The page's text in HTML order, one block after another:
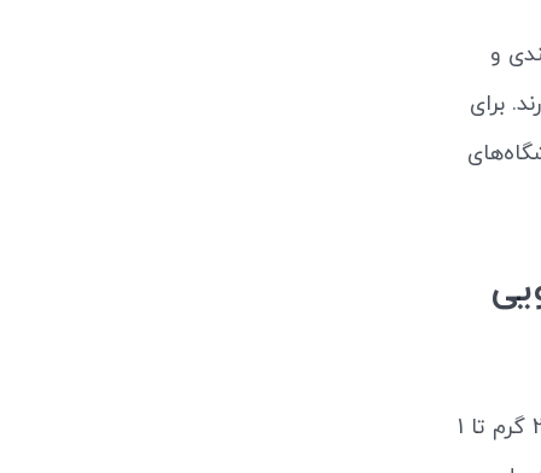
و
برای
کافی است وزن موردنظر خود را (از 250 گرم تا 1